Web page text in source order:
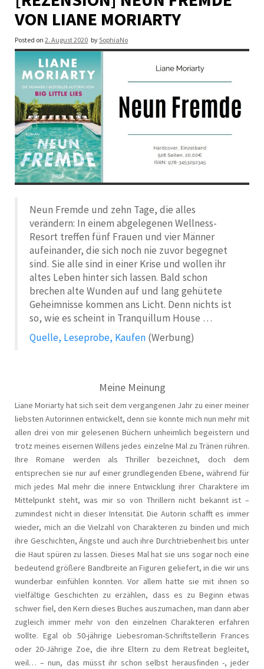
VON LIANE MORIARTY
Posted on 2. August 2020 bySophiaNo
Neun Fremde und zehn Tage, die alles
verändern: In einem abgelegenen Wellness-
Resort treffen fünf Frauen und vier Männer
aufeinander, die sich noch nie zuvor begegnet
sind. Sie alle sind in einer Krise und wollen ihr
altes Leben hinter sich lassen. Bald schon
brechen alte Wunden auf und lang gehütete
Geheimnisse kommen ans Licht. Denn nichts ist
so, wie es scheint in Tranquillum House …
Quelle, Leseprobe, Kaufen (Werbung)
Meine Meinung
Liane Moriarty hat sich seit dem vergangenen Jahr zu einer meiner
liebsten Autorinnen entwickelt, denn sie konnte mich nun mehr mit
allen drei von mir gelesenen Büchern unheimlich begeistern und
trotz meines eisernen Willens jedes einzelne Mal zu Tränen rühren.
Ihre Romane werden als Thriller bezeichnet, doch dem
entsprechen sie nur auf einer grundlegenden Ebene, während für
mich jedes Mal mehr die innere Entwicklung ihrer Charaktere im
Mittelpunkt steht, was mir so von Thrillern nicht bekannt ist –
zumindest nicht in dieser Intensität. Die Autorin schafft es immer
wieder, mich an die Vielzahl von Charakteren zu binden und mich
ihre Geschichten, Ängste und auch ihre Durchtriebenheit bis unter
die Haut spüren zu lassen. Dieses Mal hat sie uns sogar noch eine
bedeutend größere Bandbreite an Figuren geliefert, in die wir uns
wunderbar einfühlen konnten. Vor allem hatte sie mit ihnen so
vielfältige Geschichten zu erzählen, dass es zu Beginn etwas
schwer fiel, den Kern dieses Buches auszumachen, man dann aber
zugleich immer mehr von den einzelnen Charakteren erfahren
wollte. Egal ob 50-jährige Liebesroman-Schriftstellerin Frances
oder 20-Jährige Zoe, die ihre Eltern zu dem Retreat begleitet,
weil… – nun, das müsst ihr schon selbst herausfinden -, jeder